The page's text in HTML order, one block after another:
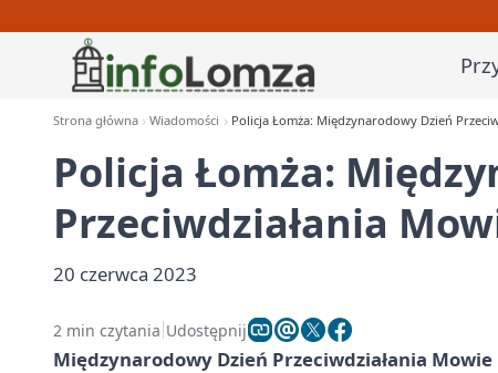
Strona główna Wiadomości Policja Łomża: Międzynarodowy Dzień
Policja Łomża:
Przeciwdziałania
20 czerwca 2023
2 min czytania Udostępnij
Międzynarodowy Dzień Przeciwdziałania